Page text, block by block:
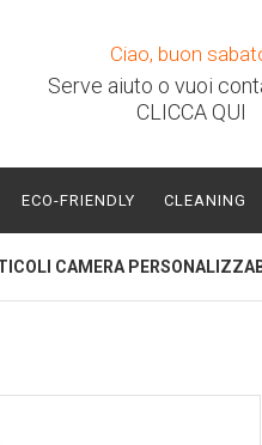
Ciao, buon
Serve aiuto o vuoi
CLICCA QUI
ECO-FRIENDLY CLEANING
CAMERA